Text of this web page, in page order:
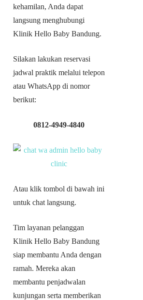
kehamilan, Anda dapat
langsung menghubungi
Klinik Hello Baby Bandung.
Silakan lakukan reservasi
jadwal praktik melalui telepon
atau WhatsApp di nomor
berikut:
0812-4949-4840
Atau klik tombol di bawah ini
untuk chat langsung.
Tim layanan pelanggan
Klinik Hello Baby Bandung
siap membantu Anda dengan
ramah. Mereka akan
membantu penjadwalan
kunjungan serta memberikan